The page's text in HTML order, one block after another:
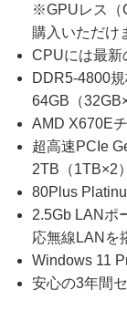
※GPUレス（
購入いただけ
CPUには最新
DDR5-4800
64GB（
AMD X670E
超高速PCIe
2TB（1TB×2
80Plus
2.5Gb LANポ
応無線LANを
Windows 11
安心の3年間